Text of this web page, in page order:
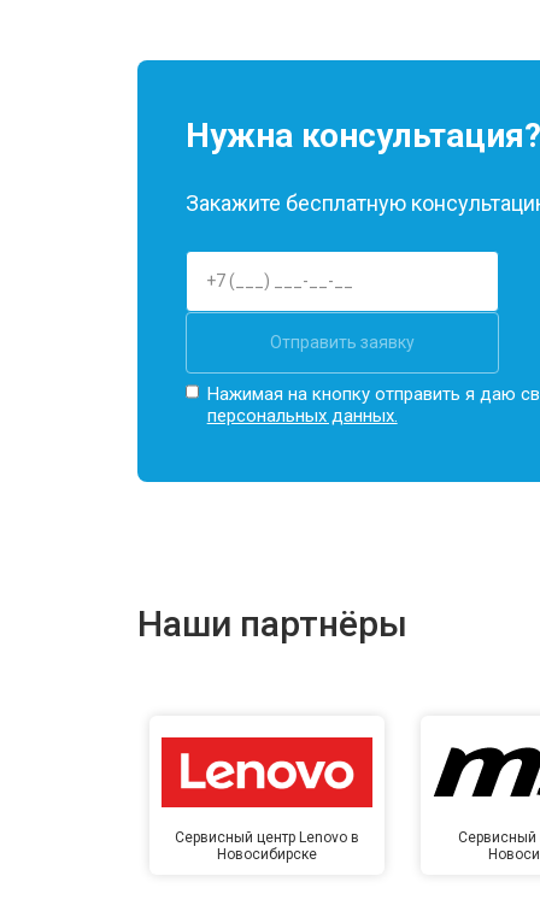
Нужна консультация?
Закажите бесплатную
Отправить заявку
Нажимая на кнопку отправить я даю
персональных данных.
Наши партнёры
Сервисный центр Lenovo в
Новосибирске
Сервисный